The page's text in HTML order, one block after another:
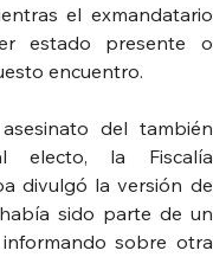
el exmandatario
estado presente o
encuentro.
del también
electo, la Fiscalía
divulgó la versión de
sido parte de un
sobre otra